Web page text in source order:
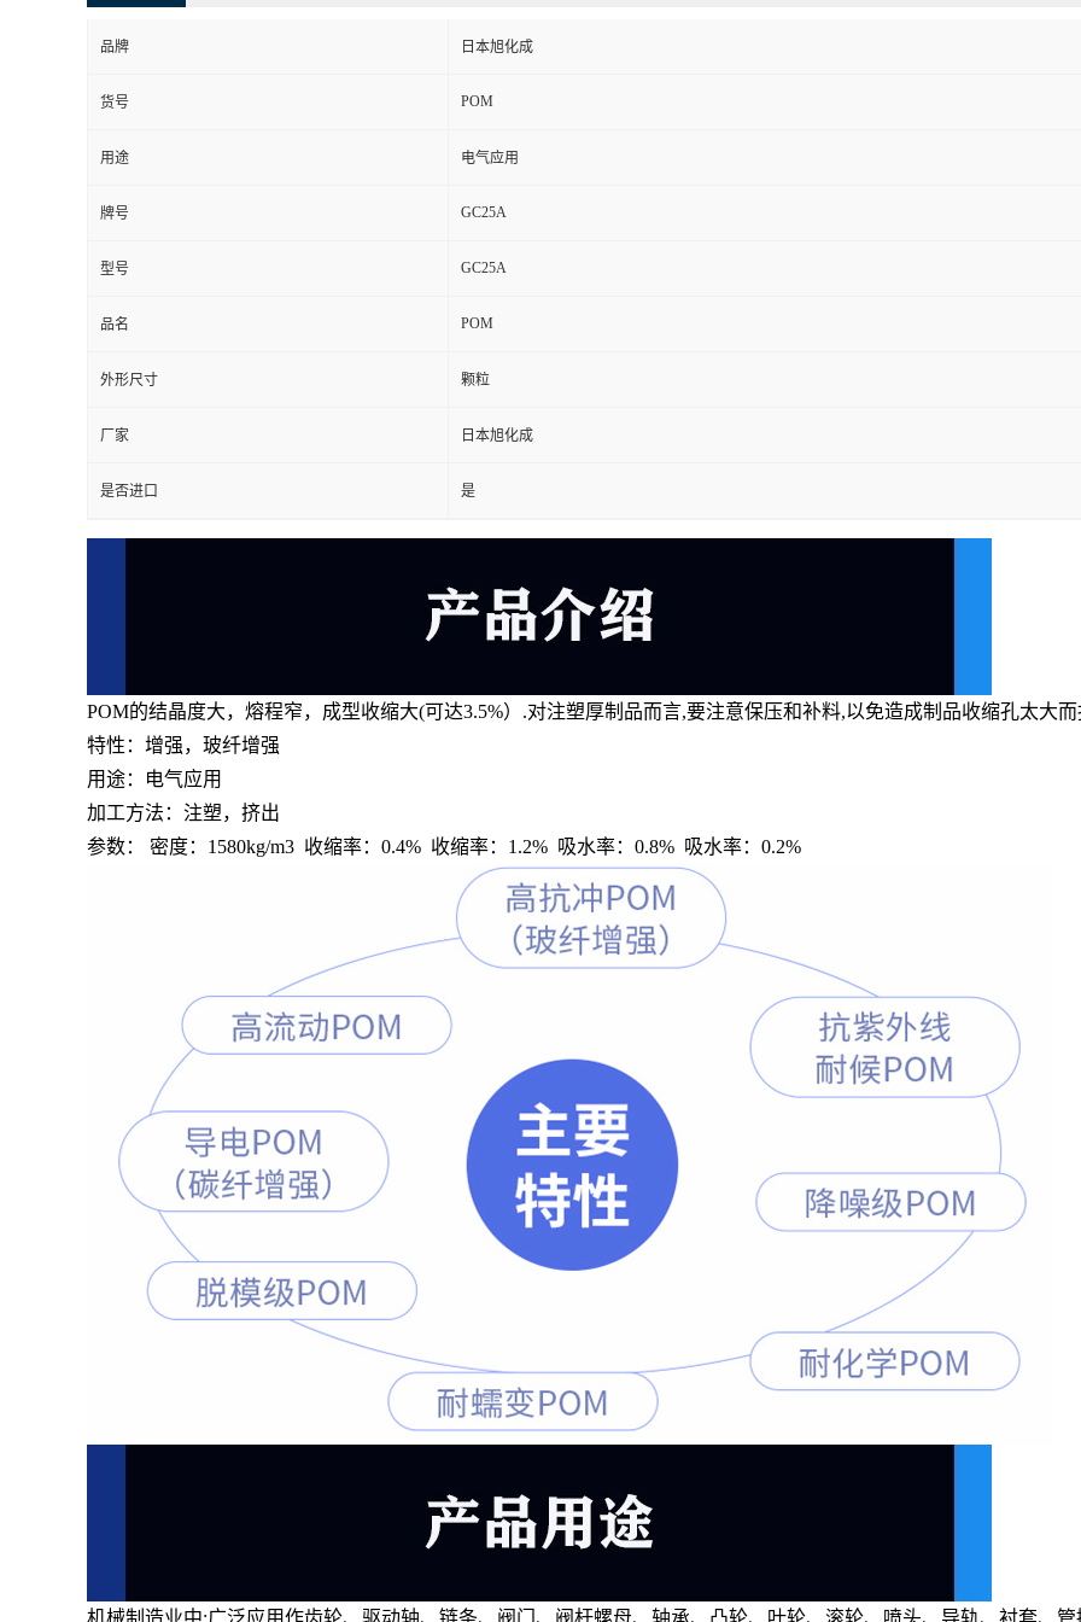
品牌 日本旭化成
货号 POM
用途 电气应用
牌号 GC25A
型号 GC25A
品名 POM
外形尺寸 颗粒
厂家 日本旭化成
是否进口 是
POM的结晶度大，熔程窄，成型收缩大(可达3.5%）.对注塑厚制品而言,要注意保压和补料,以免造成制品收缩孔太大
特性：增强，玻纤增强
用途：电气应用
加工方法：注塑，挤出
参数： 密度：1580kg/m3 收缩率：0.4% 收缩率：1.2% 吸水率：0.8% 吸水率：0.2%
机械制造业中:广泛应用作齿轮、驱动轴、链条、阀门、阀杆螺母、轴承、凸轮、叶轮、滚轮、喷头、导轨、衬套、